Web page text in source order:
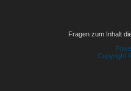
Fragen zum Inhalt
Copyright